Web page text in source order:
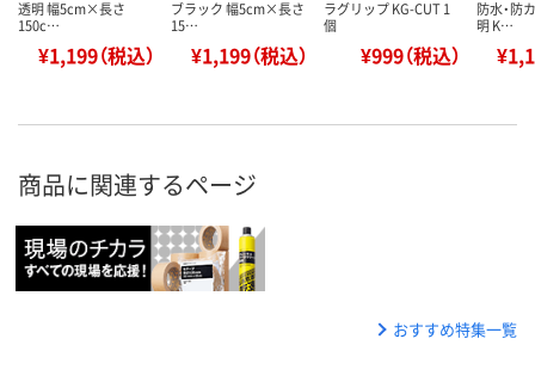
透明 幅5cm×長さ
150c…
¥1,199（税込）
ブラック 幅5cm×長さ
15…
¥1,199（税込）
ラグリップ KG-CUT 1
個
¥999（税込）
防水・防
明 K…
商品に関連するページ
おすすめ特集一覧